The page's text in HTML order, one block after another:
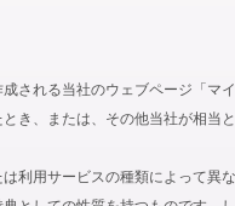
される当社のウェブページ「マ
き、または、その他当社が相当
用サービスの種類によって異な